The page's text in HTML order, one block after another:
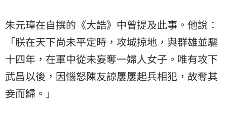
朱元璋在自撰的《大誥》中曾提及此事。他說：
「朕在天下尚未平定時，攻城掠地，與群雄並驅
十四年，在軍中從未妄奪一婦人女子。唯有攻下
武昌以後，因惱怒陳友諒屢屢起兵相犯，故奪其
妾而歸。」